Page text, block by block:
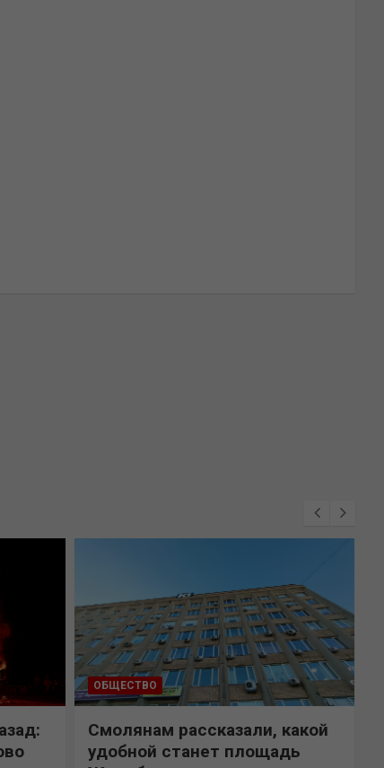
ОБЩЕСТВО
Смолянам рассказали, какой
удобной станет площадь